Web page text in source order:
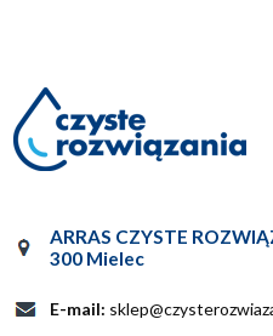
ARRAS CZYSTE
300 Mielec
E-mail: